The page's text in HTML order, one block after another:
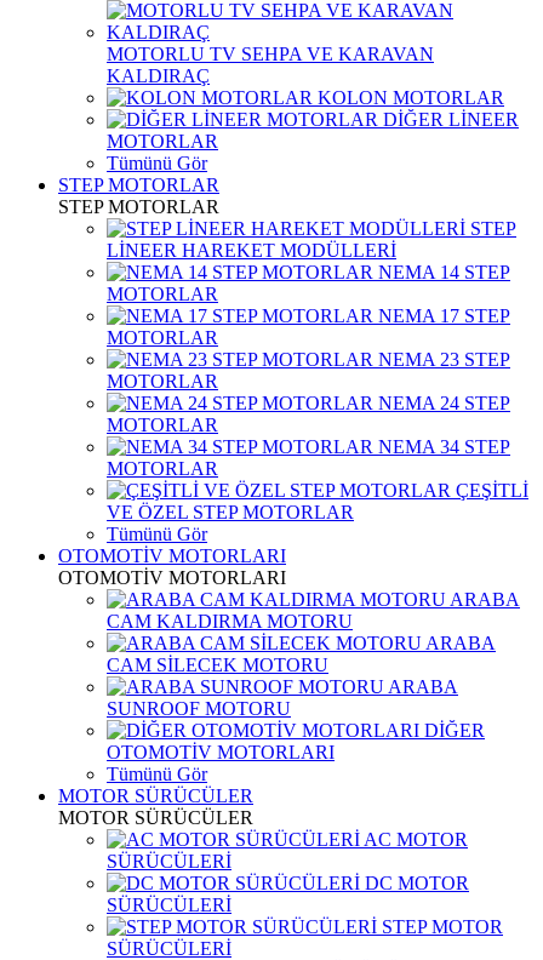
MOTORLU TV SEHPA VE KARAVAN
KALDIRAÇ
KOLON MOTORLAR
DİĞER LİNEER
MOTORLAR
Tümünü Gör
STEP MOTORLAR
STEP MOTORLAR
STEP
LİNEER HAREKET MODÜLLERİ
NEMA 14 STEP
MOTORLAR
NEMA 17 STEP
MOTORLAR
NEMA 23 STEP
MOTORLAR
NEMA 24 STEP
MOTORLAR
NEMA 34 STEP
MOTORLAR
ÇEŞİTLİ
VE ÖZEL STEP MOTORLAR
Tümünü Gör
OTOMOTİV MOTORLARI
OTOMOTİV MOTORLARI
ARABA
CAM KALDIRMA MOTORU
ARABA
CAM SİLECEK MOTORU
ARABA
SUNROOF MOTORU
DİĞER
OTOMOTİV MOTORLARI
Tümünü Gör
MOTOR SÜRÜCÜLER
MOTOR SÜRÜCÜLER
AC MOTOR
SÜRÜCÜLERİ
DC MOTOR
SÜRÜCÜLERİ
STEP MOTOR
SÜRÜCÜLERİ